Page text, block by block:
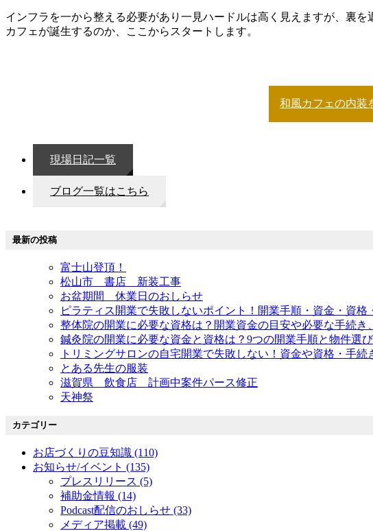
インフラを一から整える必要があり一見ハードルは高く見えますが、裏
カフェが誕生するのか、ここからスタートします。
和風カフェの内装
現場日記一覧
ブログ一覧はこちら
最新の投稿
富士山登頂！
松山市 書店 新装工事
お盆期間 休業日のおしらせ
ピラティス開業で失敗しないポイント！開業手順・資金・資
整体院の開業に必要な資格は？開業資金の目安や必要な手続
鍼灸院の開業に必要な資金と資格は？9つの開業手順と物件選
トリミングサロンの自宅開業で失敗しない！資金や資格・手
とある先生の服装
滋賀県 飲食店 計画中案件パース修正
天神祭
カテゴリー
お店づくりの豆知識 (110)
お知らせ/イベント (135)
プレスリリース (5)
補助金情報 (14)
Podcast配信のおしらせ (33)
メディア掲載 (49)